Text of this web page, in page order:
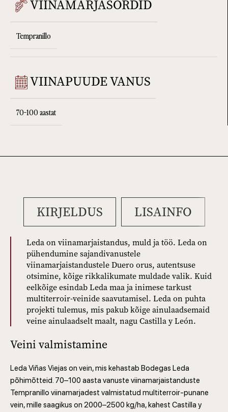
VIINAMARJASORDID
Tempranillo
VIINAPUUDE VANUS
70-100 aastat
KIRJELDUS LISAINFO
Leda on viinamarjaistandus, muld ja töö. Leda on
pühendumine sajandivanustele
viinamarjaistandustele Duero orus, autentsuse
otsimine, kõige rikkalikumate muldade valik. Kuid
eelkõige esindab Leda maa ja inimese tarkust
multiterroir-veinide saavutamisel. Leda on puhta
projekti tulemus, mis pakub kõige ainulaadsemaid
veine ainulaadselt maalt, nagu Castilla y León.
Veini valmistamine
Leda Viñas Viejas on vein, mis kehastab Bodegas Leda
põhimõtteid. 70–100 aasta vanuste viinamarjaistanduste
Tempranillo viinamarjadest valmistatud multiterroir-punane
vein, mille saagikus on 2000–2500 kg/ha, kahest Castilla y